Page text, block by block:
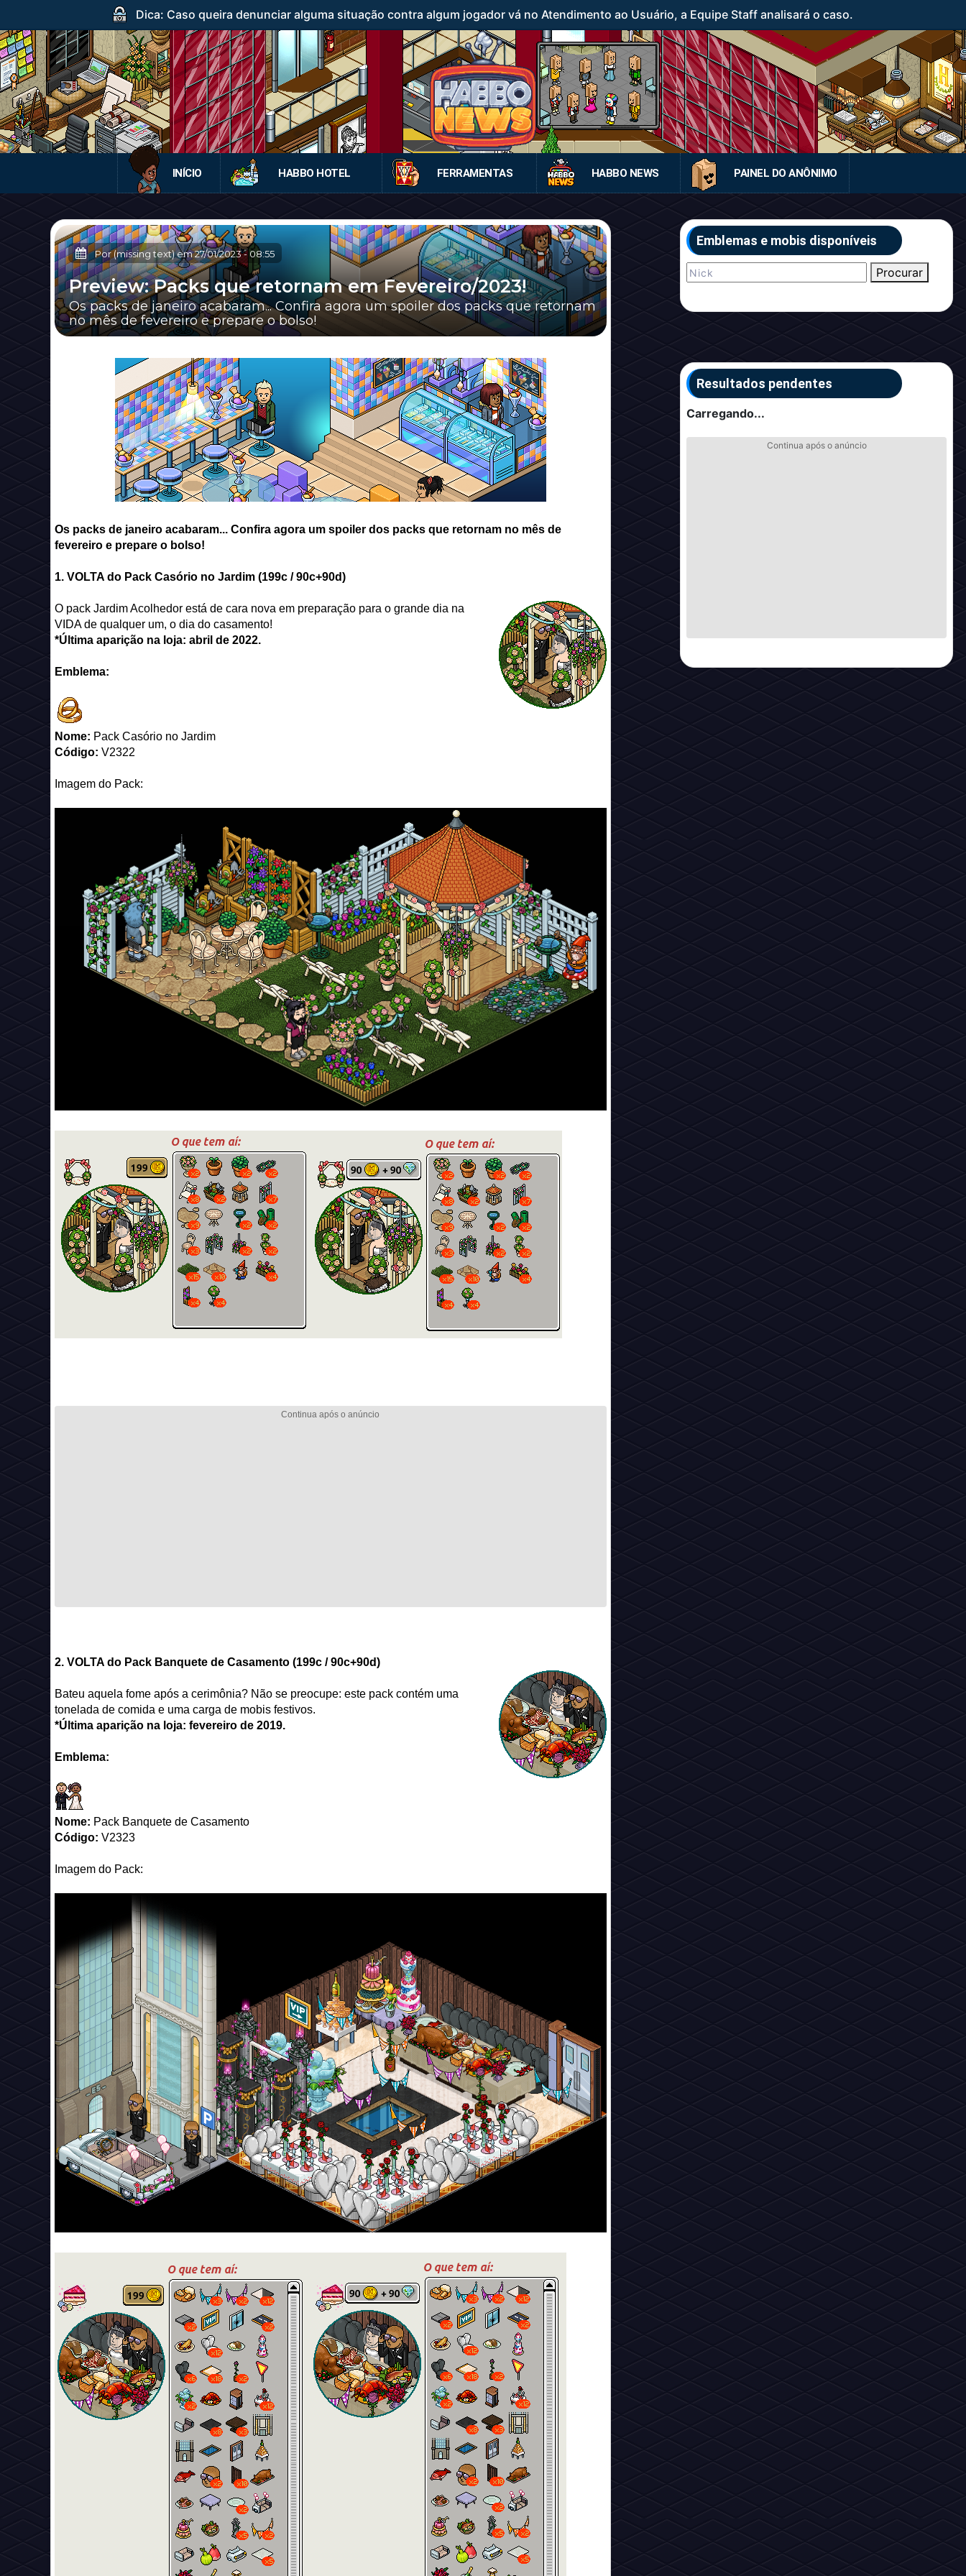
Dica: Caso queira denunciar alguma situação contra algum jogador vá no Atendimento ao Usuário, a Equipe Staff analisará o caso.
INÍCIO HABBO HOTEL FERRAMENTAS HABBO NEWS PAINEL DO ANÔNIMO
Por (missing text) em27/01/2023-08:55
Preview: Packs que retornam em Fevereiro/2023!
Os packs de janeiro acabaram... Confira agora um spoiler dos packs que retornam
no mês de fevereiro e prepare o bolso!
Os packs de janeiro acabaram... Confira agora um spoiler dos packs que retornam no mês de
fevereiro e prepare o bolso!
1. VOLTA do Pack Casório no Jardim (199c / 90c+90d)
O pack Jardim Acolhedor está de cara nova em preparação para o grande dia na
VIDA de qualquer um, o dia do casamento!
*Última aparição na loja: abril de 2022.
Emblema:
Nome: Pack Casório no Jardim
Código: V2322
Imagem do Pack:
2. VOLTA do Pack Banquete de Casamento (199c / 90c+90d)
Bateu aquela fome após a cerimônia? Não se preocupe: este pack contém uma
tonelada de comida e uma carga de mobis festivos.
*Última aparição na loja: fevereiro de 2019.
Emblema:
Nome: Pack Banquete de Casamento
Código: V2323
Imagem do Pack:
Emblemas e mobis disponíveis
Procurar
Resultados pendentes
Carregando...